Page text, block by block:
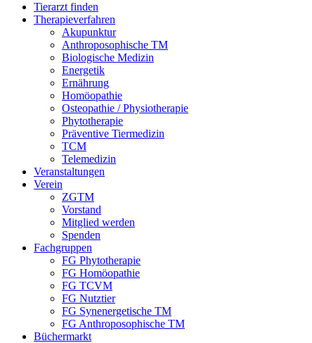
Tierarzt finden
Therapieverfahren
Akupunktur
Anthroposophische TM
Biologische Medizin
Energetik
Ernährung
Homöopathie
Osteopathie / Physiotherapie
Phytotherapie
Präventive Tiermedizin
TCM
Telemedizin
Veranstaltungen
Verein
ZGTM
Vorstand
Mitglied werden
Spenden
Fachgruppen
FG Phytotherapie
FG Homöopathie
FG TCVM
FG Nutztier
FG Synenergetische TM
FG Anthroposophische TM
Büchermarkt